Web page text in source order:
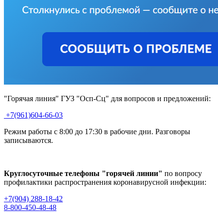
"Горячая линия" ГУЗ "Осп-Сц" для вопросов и предложений:
+7(961)604-66-03
Режим работы с 8:00 до 17:30 в рабочие дни. Разговоры
записываются.
Круглосуточные телефоны "горячей линии" по вопросу
профилактики распространения коронавирусной инфекции:
+7(904) 288-18-42
8-800-450-48-48